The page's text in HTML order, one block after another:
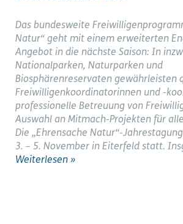
Das bundesweite
Natur“ geht mit einem erweiterten
Angebot in die nächste Saison: In
Nationalparken, Naturparken und
Biosphärenreservaten gewährleisten
Freiwilligenkoordinatorinnen und -
professionelle Betreuung von
Auswahl an Mitmach-Projekten für
Die „Ehrensache Natur“-
3. – 5. November in Eiterfeld statt.
Weiterlesen »